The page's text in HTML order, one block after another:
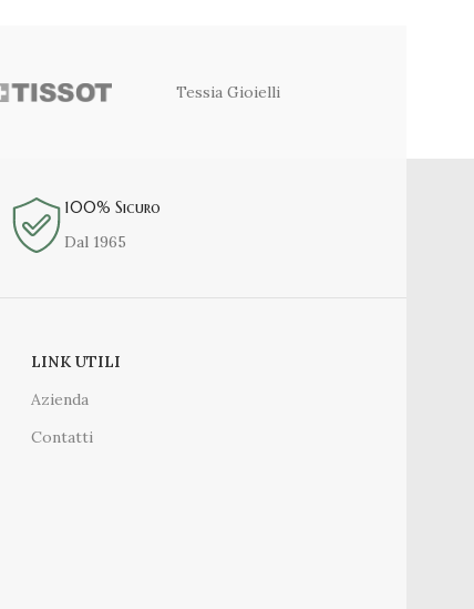
Tessia Gioielli
100% Sicuro
Dal 1965
LINK UTILI
Azienda
Contatti